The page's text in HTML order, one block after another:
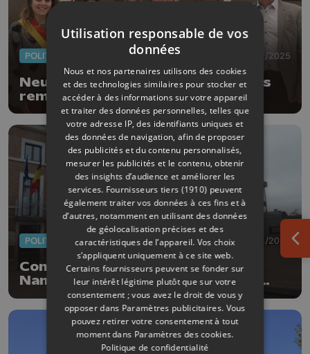
POLITIQUE 10/02/2025
Neupré: Mathieu Bihet ne sera pas
remplacé comme échevin
POLITIQUE 14/01/2025
Conseiller communal inéligible à
Nandrin: le ministre Desquesnes
requiert son remplacement
Utilisation responsable de vos
données
Nous et nos partenaires utilisons des cookies
et des technologies similaires pour stocker et
accéder à des informations sur votre appareil
et traiter des données personnelles, telles que
votre adresse IP, des identifiants uniques et
des données de navigation, afin de proposer
des publicités et du contenu personnalisés,
mesurer les publicités et le contenu, obtenir
des insights d’audience et améliorer les
services. Fournisseurs tiers (1910) peuvent
également traiter vos données à ces fins et à
d’autres, notamment en utilisant des données
de géolocalisation précises et des
caractéristiques de l’appareil. Vos choix
s’appliquent uniquement à ce site web.
Certains fournisseurs peuvent se fonder sur
leur intérêt légitime plutôt que sur votre
consentement ; vous avez le droit de vous y
opposer dans Paramètres publicitaires. Vous
pouvez retirer votre consentement à tout
moment dans Paramètres des cookies.
Politique de confidentialité